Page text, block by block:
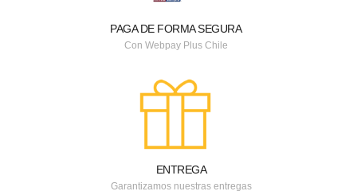
PAGA DE FORMA SEGURA
Con Webpay Plus Chile
ENTREGA
Garantizamos nuestras entregas